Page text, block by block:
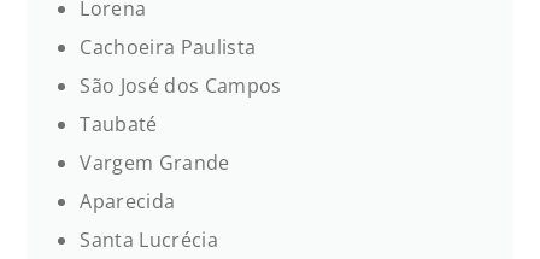
Lorena
Cachoeira Paulista
São José dos Campos
Taubaté
Vargem Grande
Aparecida
Santa Lucrécia